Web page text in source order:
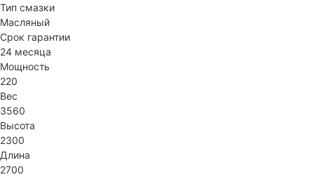
Тип смазки
Масляный
Срок гарантии
24 месяца
Мощность
220
Вес
3560
Высота
2300
Длина
2700